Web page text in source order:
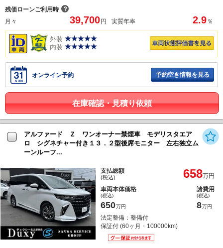
残価ローンご利用時 ？
月々
39,700 円 実質年率 2.9 ％
外装
内装
オンライン予約 予約空き情報を見る
在庫確認・見積り依頼
アルファード Ｚ ワンオーナー禁煙車 モデリスタエア
ロ シグネチャー付き１３．２型後席モニター 左右独立ム
ーンルーフ...
支払総額
(税込) 658万円
車両本体価格
(税込)
650万円
諸費用
(税込)
8万円
法定整備：整備付
保証付 (60ヶ月・100000km)